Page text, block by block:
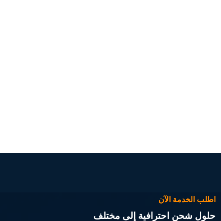
اطلب الخدمة الآن
حلول شحن احترافية إلى مختلف